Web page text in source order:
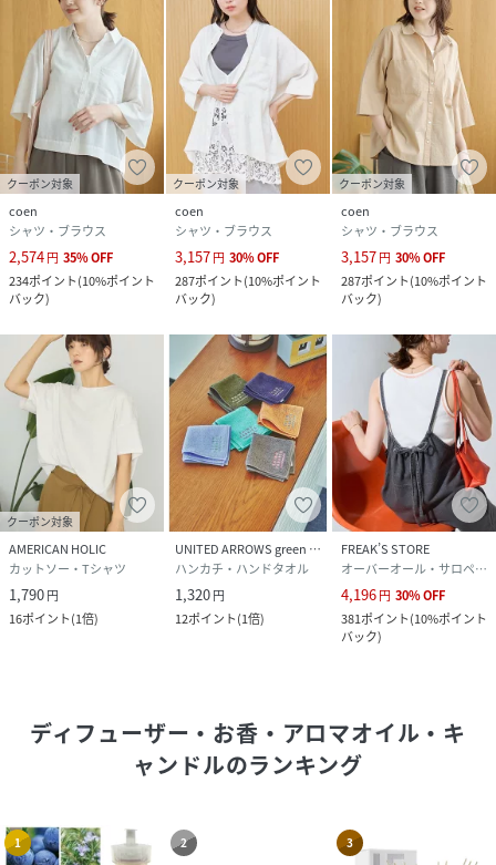
クーポン対象
coen
シャツ・ブラウス
2,574円 35%OFF
234ポイント(10%ポイント
バック)
クーポン対象
coen
シャツ・ブラウス
3,157円 30%OFF
287ポイント(10%ポイント
バック)
クーポン対象
coen
シャツ・ブラウス
3,157円 30%OFF
287ポイント(10%ポイント
バック)
クーポン対象
AMERICAN HOLIC
カットソー・Tシャツ
1,790円
16ポイント(1倍)
UNITED ARROWS green label relaxing
ハンカチ・ハンドタオル
1,320円
12ポイント(1倍)
FREAK’S STORE
オーバーオール・サロペット
4,196円 30%OFF
381ポイント(10%ポイント
バック)
ディフューザー・お香・アロマオイル・キ
ャンドルのランキング
1 2 3